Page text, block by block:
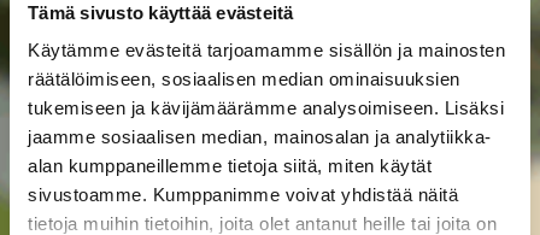
Tämä sivusto käyttää evästeitä
Käytämme evästeitä tarjoamamme sisällön ja mainosten
räätälöimiseen, sosiaalisen median ominaisuuksien
tukemiseen ja kävijämäärämme analysoimiseen. Lisäksi
jaamme sosiaalisen median, mainosalan ja analytiikka-
alan kumppaneillemme tietoja siitä, miten käytät
sivustoamme. Kumppanimme voivat yhdistää näitä
tietoja muihin tietoihin, joita olet antanut heille tai joita on